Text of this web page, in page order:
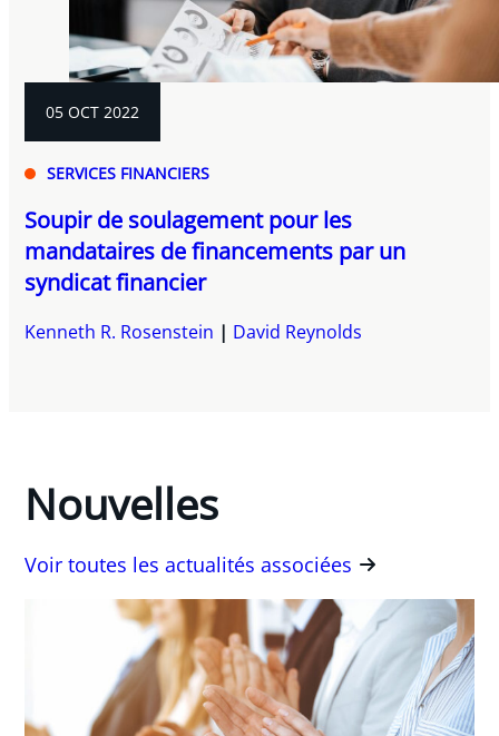
05 OCT 2022
SERVICES FINANCIERS
Soupir de soulagement pour les
mandataires de financements par un
syndicat financier
Kenneth R. Rosenstein David Reynolds
Nouvelles
Voir toutes les actualités associées